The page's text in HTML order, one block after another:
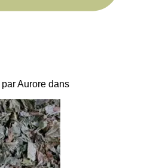
parAurore dans